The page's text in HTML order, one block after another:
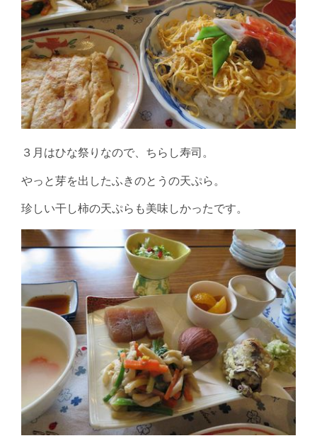
３月はひな祭りなので、ちらし寿司。
やっと芽を出したふきのとうの天ぷら。
珍しい干し柿の天ぷらも美味しかったです。